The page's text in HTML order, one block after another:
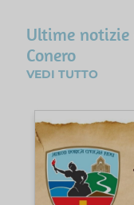
Ultime
Conero
VEDI TUTTO